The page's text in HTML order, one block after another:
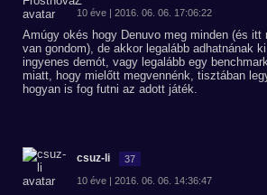
10 éve | 2016. 06. 06. 17:06:22
Amúgy okés hogy Denuvo meg minden (és itt
van gondom), de akkor legalább adhatnának
ingyenes demót, vagy legalább egy
miatt, hogy mielőtt megvennénk, tisztában
hogyan is fog futni az adott játék.
csuz-li 37
10 éve | 2016. 06. 06. 14:36:47